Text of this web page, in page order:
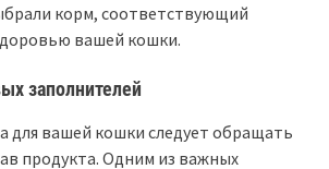
корм, соответствующий
вашей кошки.
заполнителей
для вашей кошки следует обращать
продукта. Одним из важных